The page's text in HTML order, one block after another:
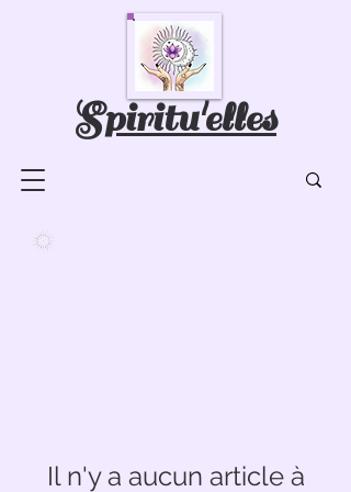
Spiritu'elles
Il n'y a aucun article à